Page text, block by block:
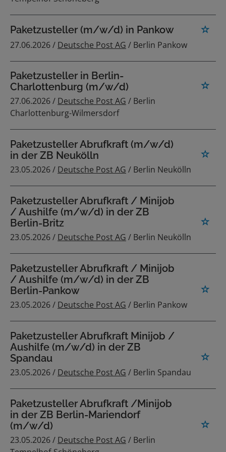
Paketzusteller (m/w/d) in Pankow
27.06.2026 / Deutsche Post AG / Berlin Pankow
Paketzusteller in Berlin-
Charlottenburg (m/w/d)
27.06.2026 / Deutsche Post AG / Berlin
Charlottenburg-Wilmersdorf
Paketzusteller Abrufkraft (m/w/d)
in der ZB Neukölln
23.05.2026 / Deutsche Post AG / Berlin Neukölln
Paketzusteller Abrufkraft / Minijob
/ Aushilfe (m/w/d) in der ZB
Berlin-Britz
23.05.2026 / Deutsche Post AG / Berlin Neukölln
Paketzusteller Abrufkraft / Minijob
/ Aushilfe (m/w/d) in der ZB
Berlin-Pankow
23.05.2026 / Deutsche Post AG / Berlin Pankow
Paketzusteller Abrufkraft Minijob /
Aushilfe (m/w/d) in der ZB
Spandau
23.05.2026 / Deutsche Post AG / Berlin Spandau
Paketzusteller Abrufkraft /Minijob
in der ZB Berlin-Mariendorf
(m/w/d)
23.05.2026 / Deutsche Post AG / Berlin